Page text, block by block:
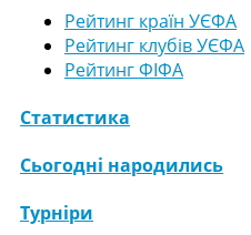
Рейтинг країн УЄФА
Рейтинг клубів УЄФА
Рейтинг ФІФА
Статистика
Сьогодні народились
Турніри